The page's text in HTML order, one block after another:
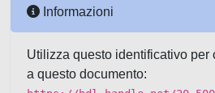
Informazioni
Utilizza questo identificativo per
a questo documento: